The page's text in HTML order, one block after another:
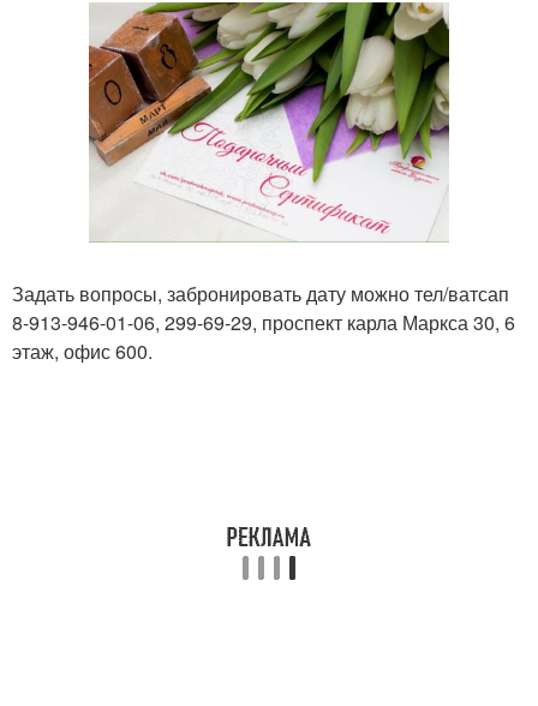
Задать вопросы, забронировать дату можно тел/ватсап
8-913-946-01-06, 299-69-29, проспект карла Маркса 30, 6
этаж, офис 600.